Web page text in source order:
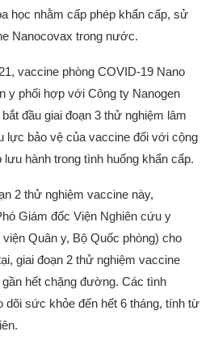
học nhằm cấp phép khẩn cấp, sử
Nanocovax trong nước.
vaccine phòng COVID-19 Nano
y phối hợp với Công ty Nanogen
đầu giai đoạn 3 thử nghiệm lâm
lực bảo vệ của vaccine đối với cộng
hành trong tình huống khẩn cấp.
2 thử nghiệm vaccine này,
Giám đốc Viện Nghiên cứu y
Quân y, Bộ Quốc phòng) cho
giai đoạn 2 thử nghiệm vaccine
hết chặng đường. Các tình
dõi sức khỏe đến hết 6 tháng, tính từ